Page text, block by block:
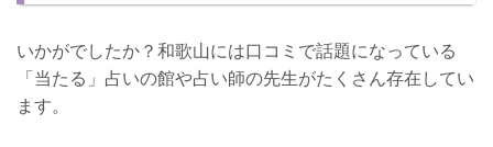
いかがでしたか？和歌山には口コミで話題になっている
「当たる」占いの館や占い師の先生がたくさん存在してい
ます。